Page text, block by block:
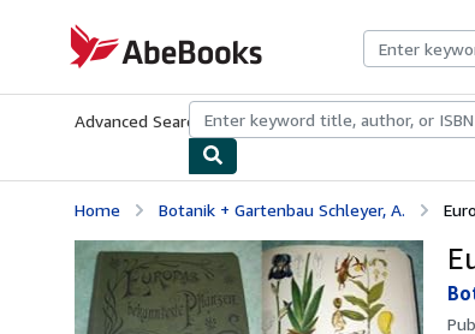
AbeBooks.com
Advanced Search Browse CollectionsRare BooksArt &
Home Botanik + Gartenbau Schleyer, A.